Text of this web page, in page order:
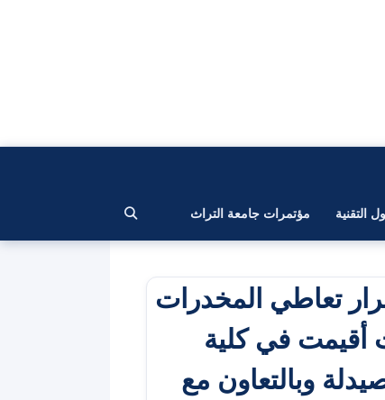
التقنية مؤتمرات جامعة التراث
تعاطي المخدرات
أقيمت في كلية
وبالتعاون مع